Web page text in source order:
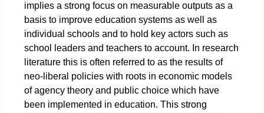
implies a strong focus on measurable outputs as a
basis to improve education systems as well as
individual schools and to hold key actors such as
school leaders and teachers to account. In research
literature this is often referred to as the results of
neo-liberal policies with roots in economic models
of agency theory and public choice which have
been implemented in education. This strong